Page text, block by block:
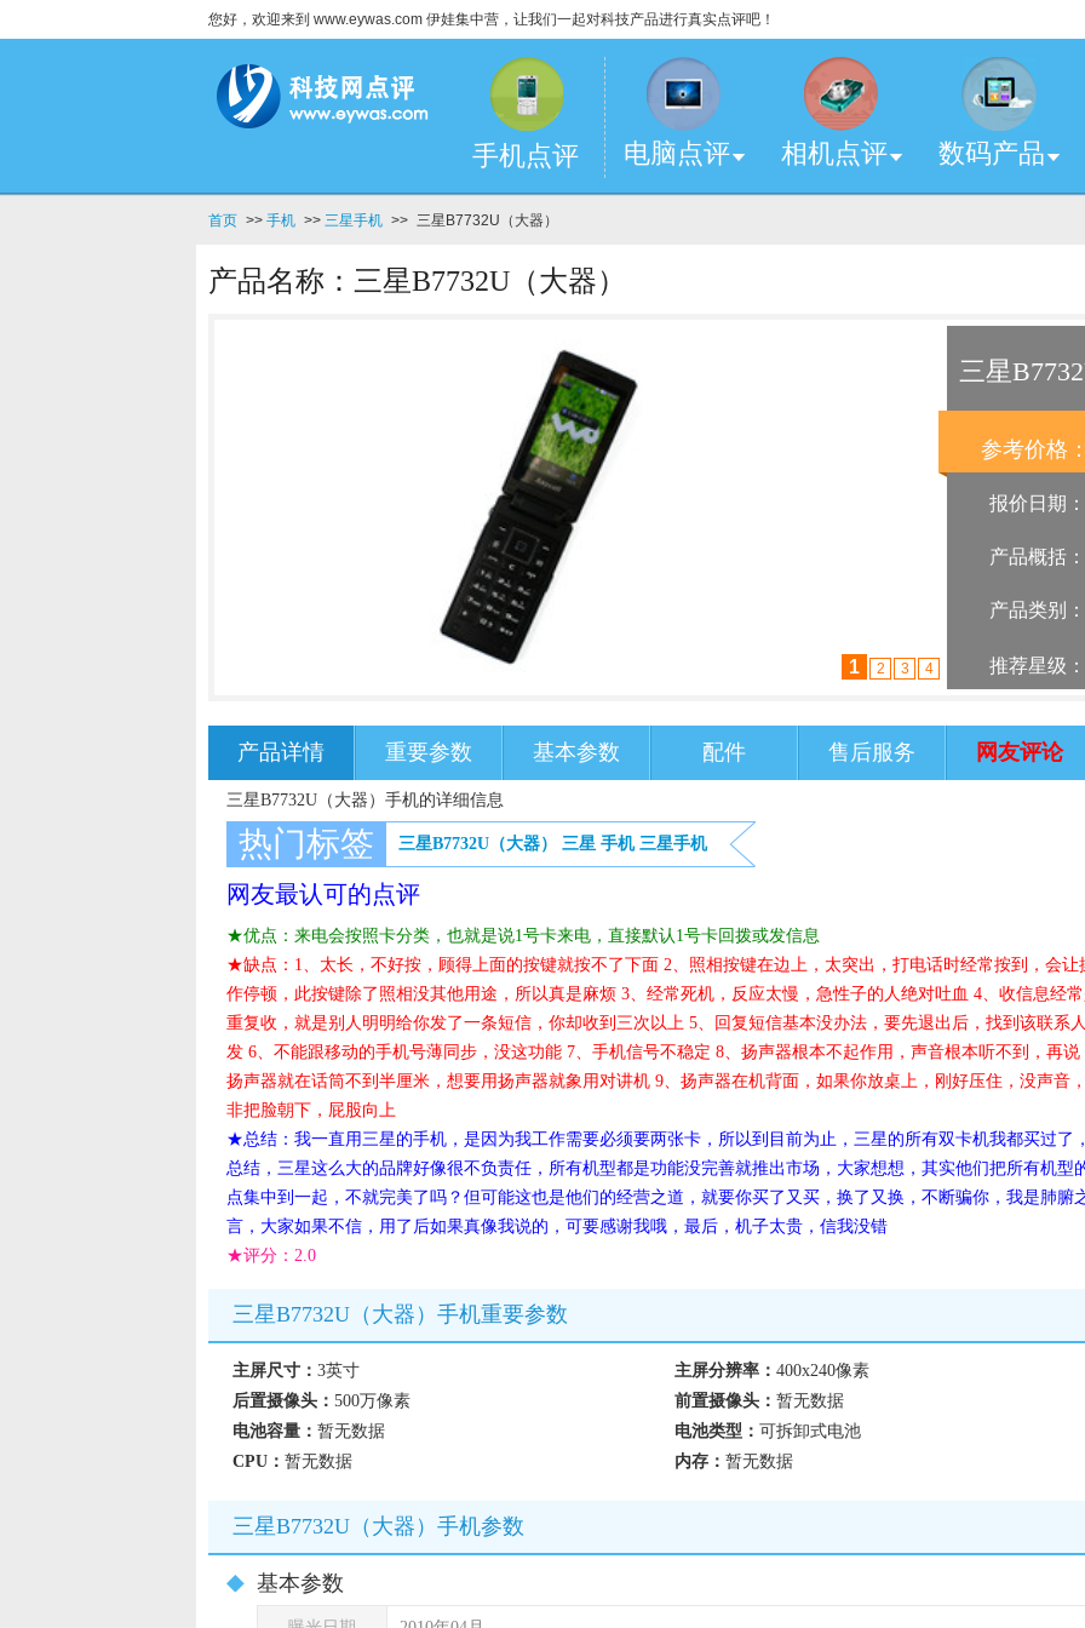
您好，欢迎来到 www.eywas.com 伊娃集中营，让我们一起对科技产品进行真实点评吧！
手机点评 电脑点评 相机点评 数码产品
首页 >> 手机 >> 三星手机 >> 三星B7732U（大器）
产品名称：三星B7732U（大器）
1 2 3 4
三星
参考价格
报价日期：
产品概括：
产品类别：
推荐星级：
产品详情 重要参数 基本参数 配件 售后服务 网友评论
三星B7732U（大器）手机的详细信息
热门标签 三星B7732U（大器） 三星 手机 三星手机
网友最认可的点评
★优点：来电会按照卡分类，也就是说1号卡来电，直接默认1号卡回拨或发信息
★缺点：1、太长，不好按，顾得上面的按键就按不了下面 2、照相按键在边上，太突出，打电话时经常按到，会让
作停顿，此按键除了照相没其他用途，所以真是麻烦 3、经常死机，反应太慢，急性子的人绝对吐血 4、收信息经
重复收，就是别人明明给你发了一条短信，你却收到三次以上 5、回复短信基本没办法，要先退出后，找到该联系
发 6、不能跟移动的手机号薄同步，没这功能 7、手机信号不稳定 8、扬声器根本不起作用，声音根本听不到，再说
扬声器就在话筒不到半厘米，想要用扬声器就象用对讲机 9、扬声器在机背面，如果你放桌上，刚好压住，没声音
非把脸朝下，屁股向上
★总结：我一直用三星的手机，是因为我工作需要必须要两张卡，所以到目前为止，三星的所有双卡机我都买过了
总结，三星这么大的品牌好像很不负责任，所有机型都是功能没完善就推出市场，大家想想，其实他们把所有机型
点集中到一起，不就完美了吗？但可能这也是他们的经营之道，就要你买了又买，换了又换，不断骗你，我是肺腑
言，大家如果不信，用了后如果真像我说的，可要感谢我哦，最后，机子太贵，信我没错
★评分： 2.0
三星B7732U（大器）手机重要参数
主屏尺寸： 3英寸 主屏分辨率： 400x240像素
后置摄像头： 500万像素 前置摄像头： 暂无数据
电池容量： 暂无数据 电池类型： 可拆卸式电池
CPU： 暂无数据 内存： 暂无数据
三星B7732U（大器）手机参数
基本参数